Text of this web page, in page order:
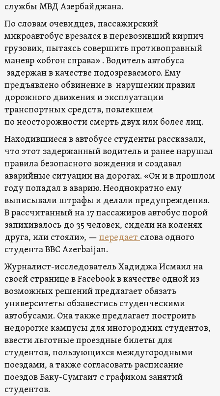
службы МВД Азербайджана.
По словам очевидцев, пассажирский
микроавтобус врезался в перевозивший кирпич
грузовик, пытаясь совершить противоправный
маневр «обгон справа» . Водитель автобуса
задержан в качестве подозреваемого. Ему
предъявлено обвинение в нарушении правил
дорожного движения и эксплуатации
транспортных средств, повлекшем
по неосторожности смерть двух или более лиц.
Находившиеся в автобусе студенты рассказали,
что этот задержанный водитель и ранее нарушал
правила безопасного вождения и создавал
аварийные ситуации на дорогах. «Он и в прошлом
году попадал в аварию. Неоднократно ему
выписывали штрафы и делали предупреждения.
В рассчитанный на 17 пассажиров автобус порой
запихивалось до 35 человек, сидели на коленях
друга, или стояли», — передает слова одного
студента BBC Azerbaijan.
Журналист-исследователь Хадиджа Исмаил на
своей странице в Facebook в качестве одной из
возможных решений предлагает обязать
университеты обзавестись студенческими
автобусами. Она также предлагает построить
недорогие кампусы для иногородних студентов,
ввести льготные проездные билеты для
студентов, пользующихся междугородными
поездами, а также согласовать расписание
поездов Баку-Сумгаит с графиком занятий
студентов.